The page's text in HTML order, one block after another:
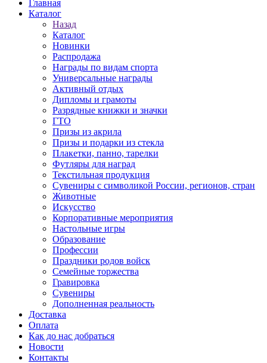
Главная
Каталог
Назад
Каталог
Новинки
Распродажа
Награды по видам спорта
Универсальные награды
Активный отдых
Дипломы и грамоты
Разрядные книжки и значки
ГТО
Призы из акрила
Призы и подарки из стекла
Плакетки, панно, тарелки
Футляры для наград
Текстильная продукция
Сувениры с символикой России, регионов, стран
Животные
Искусство
Корпоративные мероприятия
Настольные игры
Образование
Профессии
Праздники родов войск
Семейные торжества
Гравировка
Сувениры
Дополненная реальность
Доставка
Оплата
Как до нас добраться
Новости
Контакты